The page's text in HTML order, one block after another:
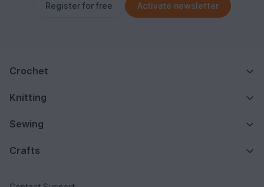
Register for free Activate newsletter
Crochet
Knitting
Sewing
Crafts